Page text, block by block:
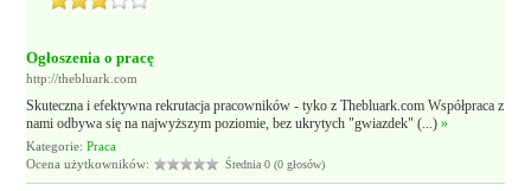
Ogłoszenia o pracę
http://thebluark.com
Skuteczna i efektywna rekrutacja pracowników - tyko z Thebluark.com Współpraca z
nami odbywa się na najwyższym poziomie, bez ukrytych "gwiazdek" (...)»
Kategorie:Praca
Ocena użytkowników:
Średnia 0 (0 głosów)